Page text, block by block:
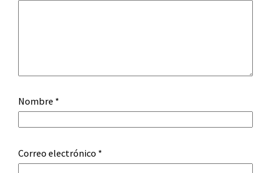
Nombre *
Correo electrónico *